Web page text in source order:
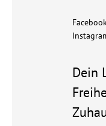
Facebook
Dein